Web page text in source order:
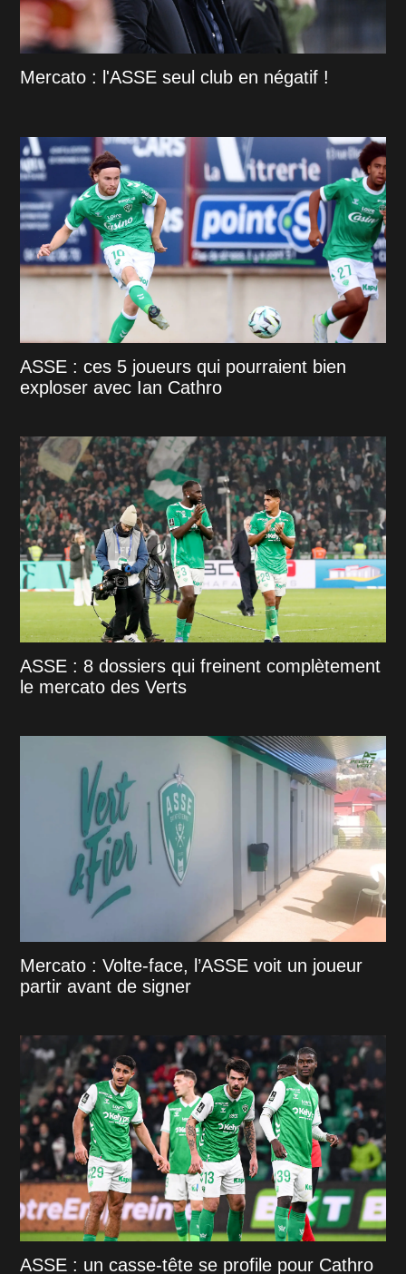
Mercato : l'ASSE seul club en négatif !
ASSE : ces 5 joueurs qui pourraient bien
exploser avec Ian Cathro
ASSE : 8 dossiers qui freinent complètement
le mercato des Verts
Mercato : Volte-face, l’ASSE voit un joueur
partir avant de signer
ASSE : un casse-tête se profile pour Cathro